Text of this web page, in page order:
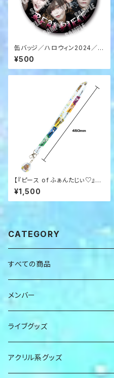
缶バッジ／ハロウィン2024／メ
ンバー集合（RKR-09）
¥500
【『ピース of ふぁんたじぃ♡』限
定グッズ】ネックストラップ（RPR
-03）
¥1,500
CATEGORY
すべての商品
メンバー
かずぅ
こーた
ライブグッズ
ペンライト
アクリル系グッズ